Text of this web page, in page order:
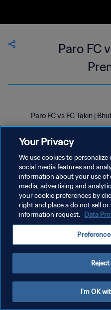
Paro FC
Paro FC vs FC Takin |
Your Privacy
We use cookies to
social media features and
information about your use of
media, advertising and
your cookie preferences by
right and place a do not sell
information request. Data
I'm OK